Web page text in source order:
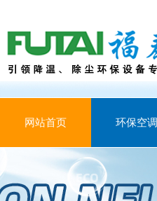
网站首页 环保空调